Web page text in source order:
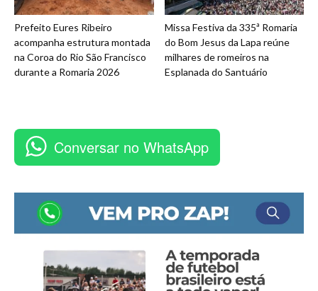
Prefeito Eures Ribeiro
acompanha estrutura montada
na Coroa do Rio São Francisco
durante a Romaria 2026
Missa Festiva da 335ª Romaria
do Bom Jesus da Lapa reúne
milhares de romeiros na
Esplanada do Santuário
Conversar no WhatsApp